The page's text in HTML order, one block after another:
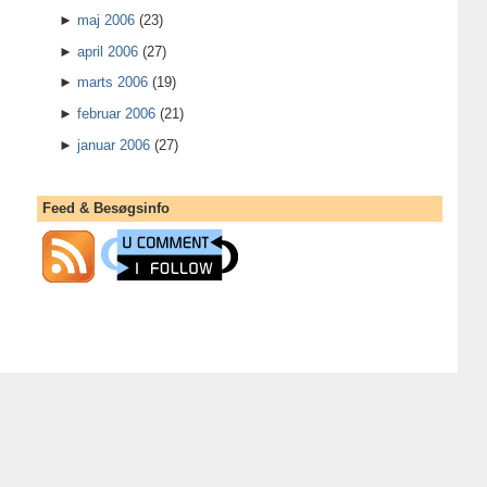
►maj 2006 (23)
►april 2006 (27)
►marts 2006 (19)
►februar 2006 (21)
►januar 2006 (27)
Feed & Besøgsinfo